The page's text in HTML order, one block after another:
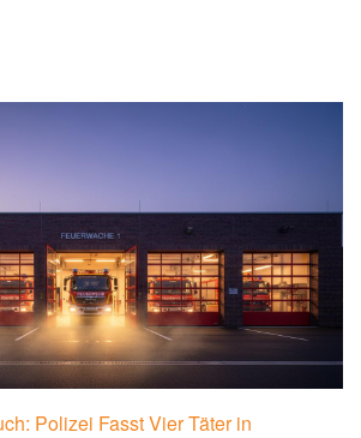
Polizei Fasst Vier Täter in